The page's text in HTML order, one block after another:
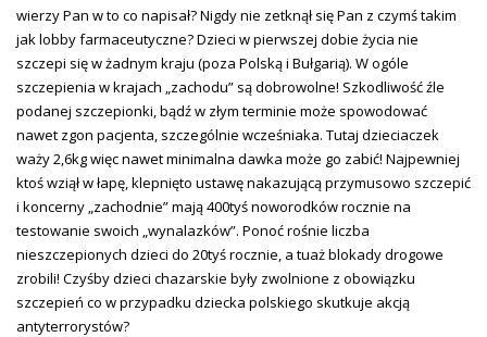
wierzy Pan w to co napisał? Nigdy nie zetknął się Pan z czymś takim
jak lobby farmaceutyczne? Dzieci w pierwszej dobie życia nie
szczepi się w żadnym kraju (poza Polską i Bułgarią). W ogóle
szczepienia w krajach „zachodu” są dobrowolne! Szkodliwość źle
podanej szczepionki, bądź w złym terminie może spowodować
nawet zgon pacjenta, szczególnie wcześniaka. Tutaj dzieciaczek
waży 2,6kg więc nawet minimalna dawka może go zabić! Najpewniej
ktoś wziął w łapę, klepnięto ustawę nakazującą przymusowo szczepić
i koncerny „zachodnie” mają 400tyś noworodków rocznie na
testowanie swoich „wynalazków”. Ponoć rośnie liczba
nieszczepionych dzieci do 20tyś rocznie, a tuaż blokady drogowe
zrobili! Czyśby dzieci chazarskie były zwolnione z obowiązku
szczepień co w przypadku dziecka polskiego skutkuje akcją
antyterrorystów?